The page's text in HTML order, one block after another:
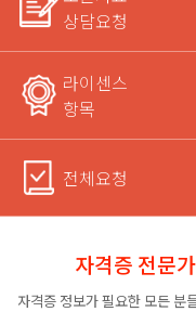
상담요청
라이센스
항목
전체요청
자격증 전문가
자격증 정보가 필요한 모든 분